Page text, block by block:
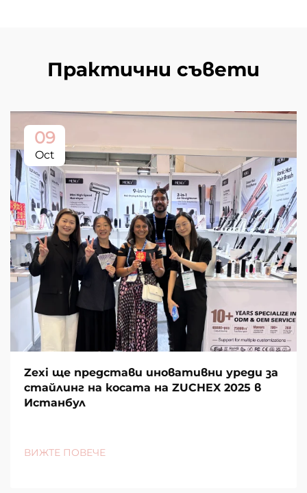
Практични съвети
09
Oct
Zexi ще представи иновативни уреди за
стайлинг на косата на ZUCHEX 2025 в
Истанбул
ВИЖТЕ ПОВЕЧЕ